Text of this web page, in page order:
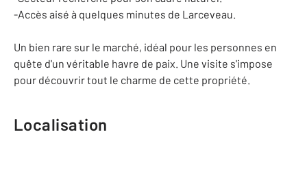
-Accès aisé à quelques minutes de Larceveau.
Un bien rare sur le marché, idéal pour les personnes en
quête d'un véritable havre de paix. Une visite s'impose
pour découvrir tout le charme de cette propriété.
Localisation